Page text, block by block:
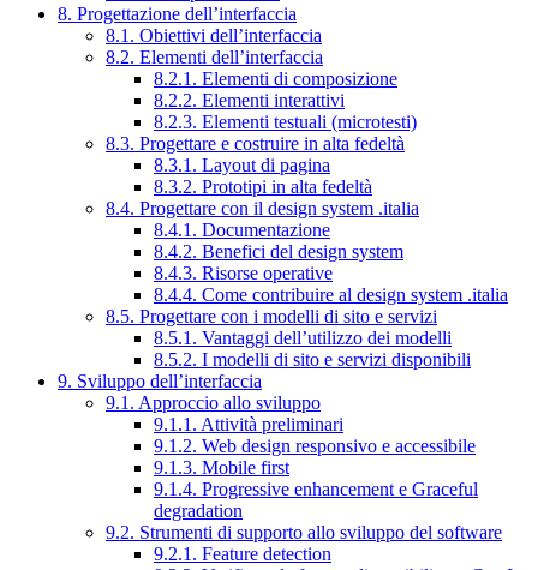
8. Progettazione dell’interfaccia
8.1. Obiettivi dell’interfaccia
8.2. Elementi dell’interfaccia
8.2.1. Elementi di composizione
8.2.2. Elementi interattivi
8.2.3. Elementi testuali (microtesti)
8.3. Progettare e costruire in alta fedeltà
8.3.1. Layout di pagina
8.3.2. Prototipi in alta fedeltà
8.4. Progettare con il design system .italia
8.4.1. Documentazione
8.4.2. Benefici del design system
8.4.3. Risorse operative
8.4.4. Come contribuire al design system .italia
8.5. Progettare con i modelli di sito e servizi
8.5.1. Vantaggi dell’utilizzo dei modelli
8.5.2. I modelli di sito e servizi disponibili
9. Sviluppo dell’interfaccia
9.1. Approccio allo sviluppo
9.1.1. Attività preliminari
9.1.2. Web design responsivo e accessibile
9.1.3. Mobile first
9.1.4. Progressive enhancement e Graceful
degradation
9.2. Strumenti di supporto allo sviluppo del software
9.2.1. Feature detection